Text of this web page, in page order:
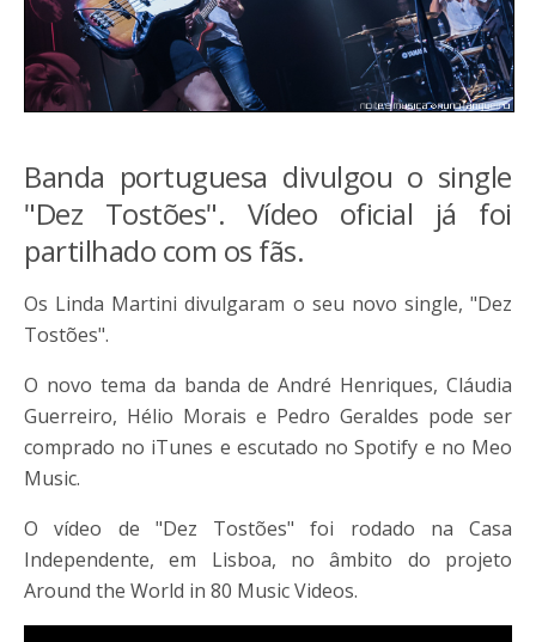
Banda portuguesa divulgou o single
"Dez Tostões". Vídeo oficial já foi
partilhado com os fãs.
Os Linda Martini divulgaram o seu novo single, "Dez
Tostões".
O novo tema da banda de André Henriques, Cláudia
Guerreiro, Hélio Morais e Pedro Geraldes pode ser
comprado no iTunes e escutado no Spotify e no Meo
Music.
O vídeo de "Dez Tostões" foi rodado na Casa
Independente, em Lisboa, no âmbito do projeto
Around the World in 80 Music Videos.